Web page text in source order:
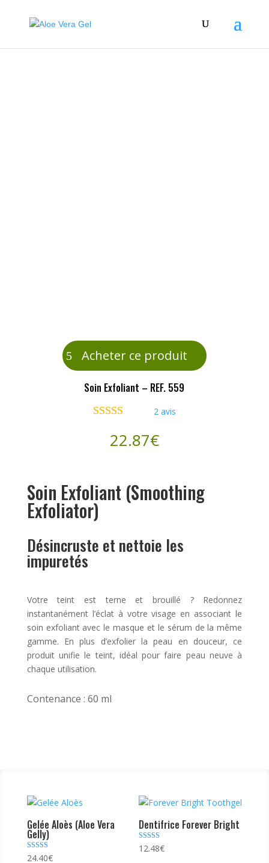
Acheter ce produit
Soin Exfoliant – REF. 559
sur 5 basé
notations
2 avis
22.87€
Soin Exfoliant (Smoothing
Exfoliator)
Désincruste et nettoie les
impuretés
Votre teint est terne et brouillé ? Redonnez
instantanément l’éclat à votre visage en associant le
soin exfoliant avec le masque et le sérum de la même
gamme. En plus d’exfolier la peau en douceur, ce
produit unifie le teint, idéal pour faire peau neuve à
chaque utilisation.
Contenance : 60 ml
Gelée Aloès (Aloe Vera
Gelly)
Note
24.40€
Dentifrice Forever Bright
Note
4.74
12.48€